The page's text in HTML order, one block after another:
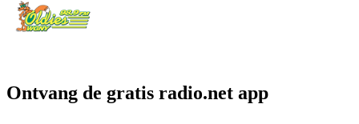
Ontvang de gratis radio.net app